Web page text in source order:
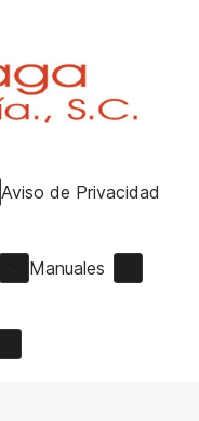
Aviso de Privacidad
Manuales